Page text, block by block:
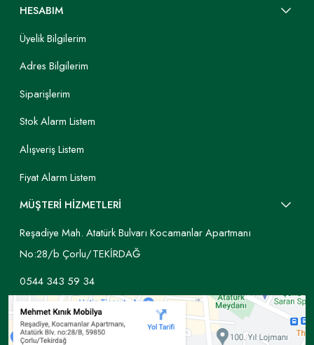
HESABIM
Üyelik Bilgilerim
Adres Bilgilerim
Siparişlerim
Stok Alarm Listem
Alışveriş Listem
Fiyat Alarm Listem
MÜŞTERİ HİZMETLERİ
Reşadiye Mah. Atatürk Bulvarı Kocamanlar Apartmanı
No:28/b Çorlu/TEKİRDAĞ
0544 343 59 34